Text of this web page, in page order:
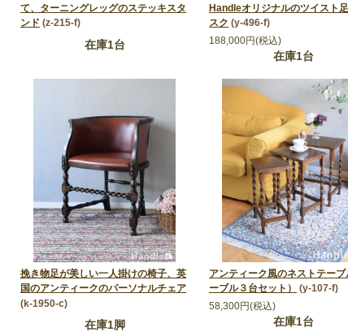
て、ターニングレッグのステッキスタ
ンド (z-215-f)
在庫1台
Handleオリジナルのツイスト
スク (y-496-f)
188,000円(税込)
在庫1台
挽き物足が美しい一人掛けの椅子、英
国のアンティークのパーソナルチェア
(k-1950-c)
在庫1脚
アンティーク風のネストテーブ
ーブル３台セット）
(y-107-f)
58,300円(税込)
在庫1台